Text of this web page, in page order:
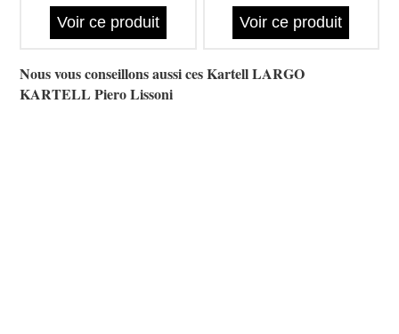
Voir ce produit
Voir ce produit
Nous vous conseillons aussi ces Kartell LARGO
KARTELL Piero Lissoni